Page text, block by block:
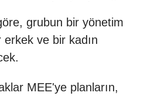
grubun bir yönetim
ve bir kadın
MEE'ye planların,